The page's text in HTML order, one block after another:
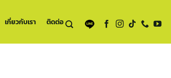
เกี่ยวกับเรา ติดต่อ